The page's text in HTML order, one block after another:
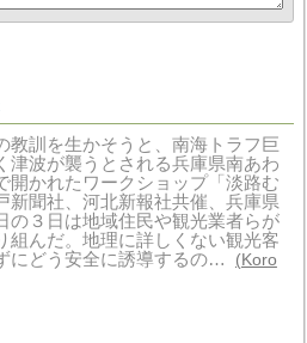
教訓を生かそうと、南海トラフ巨
津波が襲うとされる兵庫県南あわ
開かれたワークショップ「淡路む
新聞社、河北新報社共催、兵庫県
の３日は地域住民や観光業者らが
組んだ。地理に詳しくない観光客
にどう安全に誘導するの…
Koro